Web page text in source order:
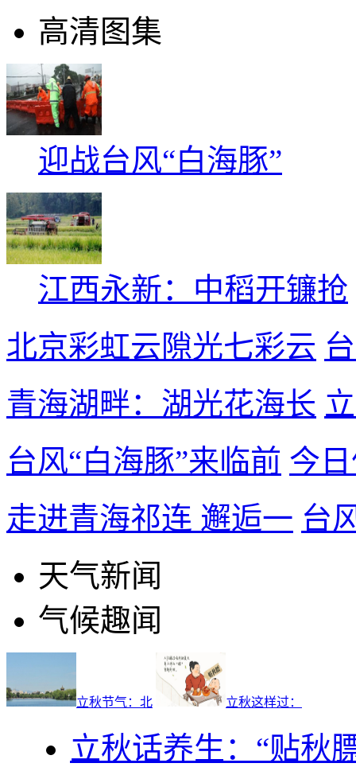
高清图集
迎战台风“白海豚”
江西永新：中稻开镰抢
北京彩虹云隙光七彩云
青海湖畔：湖光花海长
台风“白海豚”来临前 今
走进青海祁连 邂逅一 台
天气新闻
气候趣闻
立秋节气：北 立秋这样过：
立秋话养生：“贴秋